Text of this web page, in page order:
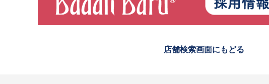
店舗検索画面にもどる